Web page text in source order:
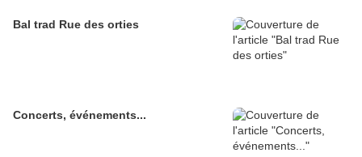
Bal trad Rue des orties
Concerts, événements...